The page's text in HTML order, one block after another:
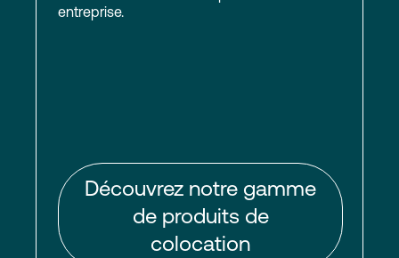
entreprise.
Découvrez notre gamme
de produits de
colocation